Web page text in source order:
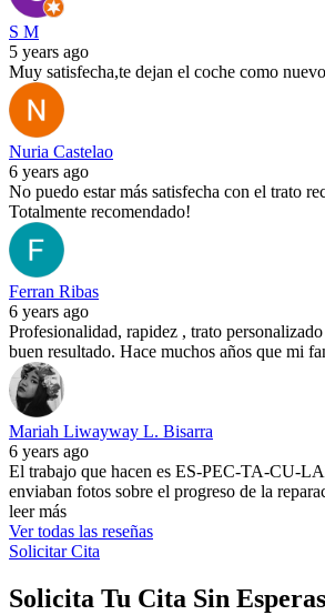
S M
5 years ago
Muy satisfecha,te dejan el coche como
Nuria Castelao
6 years ago
No puedo estar más satisfecha con el trato
Totalmente recomendado!
Ferran Ribas
6 years ago
Profesionalidad, rapidez , trato
buen resultado. Hace muchos años que mi
Mariah Liwayway L. Bisarra
6 years ago
El trabajo que hacen es ES-PEC-TA-CU-
enviaban fotos sobre el progreso de la
leer más
Ver todas las reseñas
Solicitar Cita
Solicita Tu Cita Sin Esperas